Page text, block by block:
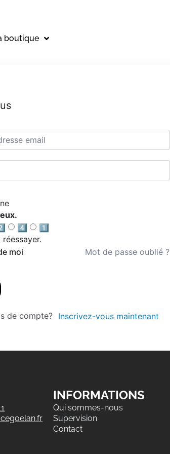
boutique
4️⃣
1️⃣
moi
Mot de passe oublié ?
de compte? Inscrivez-vous maintenant
INFORMATIONS
Qui sommes-nous
Supervision
Contact